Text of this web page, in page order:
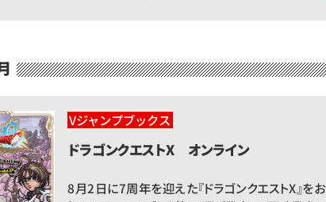
Vジャンプブックス
ドラゴンクエストX オンライン
8月2日に7周年を迎えた『ドラゴンクエストX』をお